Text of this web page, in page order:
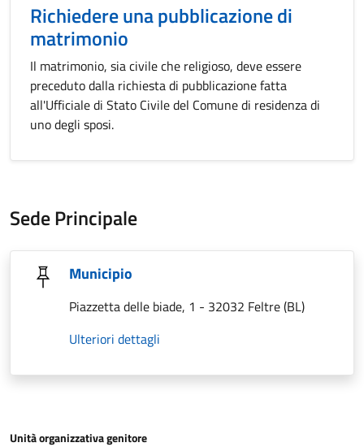
Richiedere una pubblicazione di
matrimonio
Il matrimonio, sia civile che religioso, deve essere
preceduto dalla richiesta di pubblicazione fatta
all'Ufficiale di Stato Civile del Comune di residenza di
uno degli sposi.
Sede Principale
Municipio
Piazzetta delle biade, 1 - 32032 Feltre (BL)
Ulteriori dettagli
Unità organizzativa genitore